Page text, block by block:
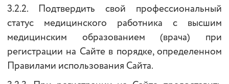
3.2.2. Подтвердить свой профессиональный
статус медицинского работника с высшим
медицинским образованием (врача) при
регистрации на Сайте в порядке, определенном
Правилами использования Сайта.